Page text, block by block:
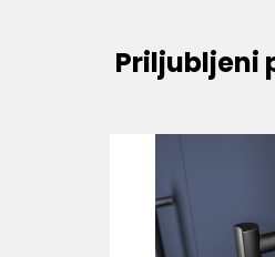
Priljubljeni